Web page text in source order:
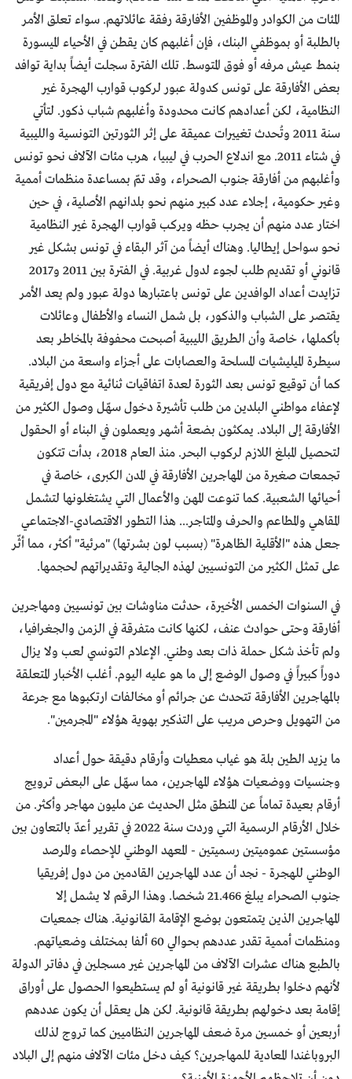
المئات من الكوادر والموظفين الأفارقة رفقة عائلاتهم. سواء تعلق الأمر
بالطلبة أو بموظفي البنك، فإن أغلبهم كان يقطن في الأحياء الميسورة
بنمط عيش مرفه أو فوق المتوسط. تلك الفترة سجلت أيضاً بداية توافد
بعض الأفارقة على تونس كدولة عبور لركوب قوارب الهجرة غير
النظامية، لكن أعدادهم كانت محدودة وأغلبهم شباب ذكور. لتأتي
سنة 2011 وتُحدث تغييرات عميقة على إثر الثورتين التونسية والليبية
في شتاء 2011. مع اندلاع الحرب في ليبيا، هرب مئات الآلاف نحو تونس
وأغلبهم من أفارقة جنوب الصحراء، وقد تمّ بمساعدة منظمات أممية
وغير حكومية، إجلاء عدد كبير منهم نحو بلدانهم الأصلية، في حين
اختار عدد منهم أن يجرب حظه ويركب قوارب الهجرة غير النظامية
نحو سواحل إيطاليا. وهناك أيضاً من آثر البقاء في تونس بشكل غير
قانوني أو تقديم طلب لجوء لدول غربية. في الفترة بين 2011 و2017
تزايدت أعداد الوافدين على تونس باعتبارها دولة عبور ولم يعد الأمر
يقتصر على الشباب والذكور، بل شمل النساء والأطفال وعائلات
بأكملها، خاصة وأن الطريق الليبية أصبحت محفوفة بالمخاطر بعد
سيطرة الميليشيات المسلحة والعصابات على أجزاء واسعة من البلاد.
كما أن توقيع تونس بعد الثورة لعدة اتفاقيات ثنائية مع دول إفريقية
لإعفاء مواطني البلدين من طلب تأشيرة دخول سهّل وصول الكثير من
الأفارقة إلى البلاد. يمكثون بضعة أشهر ويعملون في البناء أو الحقول
لتحصيل المبلغ اللازم لركوب البحر. منذ العام 2018، بدأت تتكون
تجمعات صغيرة من المهاجرين الأفارقة في المدن الكبرى، خاصة في
أحيائها الشعبية. كما تنوعت المهن والأعمال التي يشتغلونها لتشمل
المقاهي والمطاعم والحرف والمتاجر... هذا التطور الاقتصادي-الاجتماعي
جعل هذه "الأقلية الظاهرة" (بسبب لون بشرتها) "مرئية" أكثر، مما أثّر
على تمثل الكثير من التونسيين لهذه الجالية وتقديراتهم لحجمها.
في السنوات الخمس الأخيرة، حدثت مناوشات بين تونسيين ومهاجرين
أفارقة وحتى حوادث عنف، لكنها كانت متفرقة في الزمن والجغرافيا،
ولم تأخذ شكل حملة ذات بعد وطني. الإعلام التونسي لعب ولا يزال
دوراً كبيراً في وصول الوضع إلى ما هو عليه اليوم. أغلب الأخبار المتعلقة
بالمهاجرين الأفارقة تتحدث عن جرائم أو مخالفات ارتكبوها مع جرعة
من التهويل وحرص مريب على التذكير بهوية هؤلاء "المجرمين".
ما يزيد الطين بلة هو غياب معطيات وأرقام دقيقة حول أعداد
وجنسيات ووضعيات هؤلاء المهاجرين، مما سهّل على البعض ترويج
أرقام بعيدة تماماً عن المنطق مثل الحديث عن مليون مهاجر وأكثر. من
خلال الأرقام الرسمية التي وردت سنة 2022 في تقرير أعدّ بالتعاون بين
مؤسستين عموميتين رسميتين - المعهد الوطني للإحصاء والمرصد
الوطني للهجرة - نجد أن عدد المهاجرين القادمين من دول إفريقيا
جنوب الصحراء يبلغ 21.466 شخصا. وهذا الرقم لا يشمل إلا
المهاجرين الذين يتمتعون بوضع الإقامة القانونية. هناك جمعيات
ومنظمات أممية تقدر عددهم بحوالي 60 ألفا بمختلف وضعياتهم.
بالطبع هناك عشرات الآلاف من المهاجرين غير مسجلين في دفاتر الدولة
لأنهم دخلوا بطريقة غير قانونية أو لم يستطيعوا الحصول على أوراق
إقامة بعد دخولهم بطريقة قانونية. لكن هل يعقل أن يكون عددهم
أربعين أو خمسين مرة ضعف المهاجرين النظاميين كما تروج لذلك
البروباغندا المعادية للمهاجرين؟ كيف دخل مئات الآلاف منهم إلى البلاد